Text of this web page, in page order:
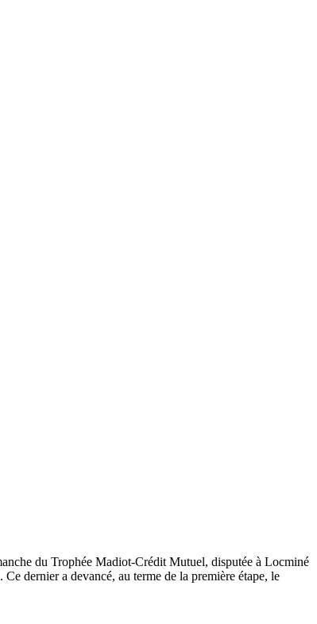
du Trophée Madiot-Crédit Mutuel, disputée à Locminé
dernier a devancé, au terme de la première étape, le